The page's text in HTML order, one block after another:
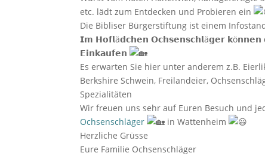
etc. lädt zum Entdecken und Probieren ein
Die Bibliser Bürgerstiftung ist einem
𝗜𝗺 𝗛𝗼𝗳𝗹ä𝗱𝗰𝗵𝗲𝗻 𝗢𝗰𝗵𝘀𝗲𝗻𝘀𝗰𝗵𝗹ä𝗴𝗲𝗿 𝗸ö𝗻𝗻𝗲𝗻
𝗘𝗶𝗻𝗸𝗮𝘂𝗳𝗲𝗻
Es erwarten Sie hier unter anderem z.B.
Berkshire Schwein, Freilandeier,
Spezialitäten
Wir freuen uns sehr auf Euren Besuch und
Ochsenschläger
in Wattenheim
Herzliche Grüsse
Eure Familie Ochsenschläger